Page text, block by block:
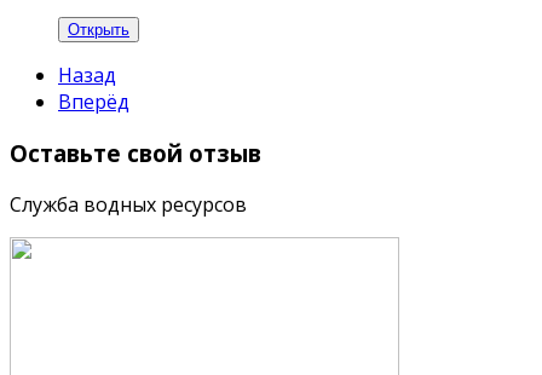
Открыть
Назад
Вперёд
Оставьте свой отзыв
Служба водных ресурсов